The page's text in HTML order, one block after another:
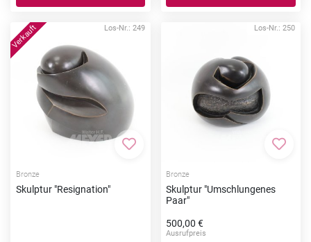
Los-Nr.: 249
Zur Merkliste hinzufügen
Bronze
Skulptur "Resignation"
Los-Nr.: 250
Zur
Bronze
Skulptur "Umschlungenes
Paar"
500,00 €
Ausrufpreis